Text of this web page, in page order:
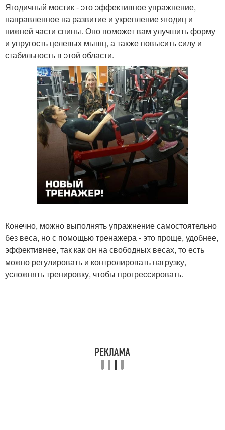
Ягодичный мостик - это эффективное упражнение,
направленное на развитие и укрепление ягодиц и
нижней части спины. Оно поможет вам улучшить форму
и упругость целевых мышц, а также повысить силу и
стабильность в этой области.
Конечно, можно выполнять упражнение самостоятельно
без веса, но с помощью тренажера - это проще, удобнее,
эффективнее, так как он на свободных весах, то есть
можно регулировать и контролировать нагрузку,
усложнять тренировку, чтобы прогрессировать.